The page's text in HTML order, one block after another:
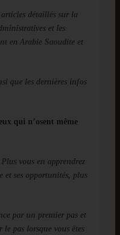
détaillés sur la
et les
en Arabie Saoudite et
que les dernières infos
qui n’osent même
vous en apprendrez
et ses opportunités, plus
par un premier pas et
pas lorsque vous êtes